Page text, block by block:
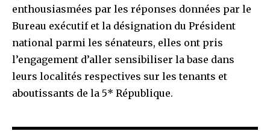
enthousiasmées par les réponses données par le
Bureau exécutif et la désignation du Président
national parmi les sénateurs, elles ont pris
l’engagement d’aller sensibiliser la base dans
leurs localités respectives sur les tenants et
aboutissants de la 5* République.